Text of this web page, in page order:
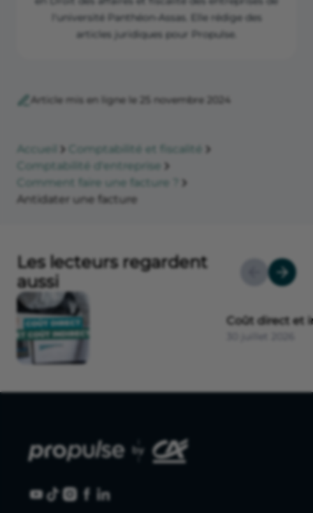
l'université Panthéon-Assas. Elle rédige des
articles juridiques pour Propulse.
Article mis en ligne le 25 novembre 2024
Accueil
Comptabilité et fiscalité
Comptabilité d'entreprise
Comment faire une facture ?
Antidater une facture
Les lecteurs regardent
aussi
Coût direct et